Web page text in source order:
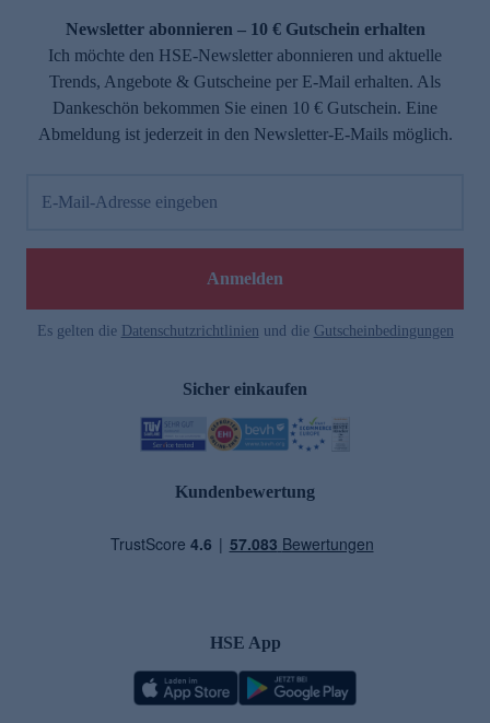
Newsletter abonnieren – 10 € Gutschein erhalten
Ich möchte den HSE-Newsletter abonnieren und aktuelle
Trends, Angebote & Gutscheine per E-Mail erhalten. Als
Dankeschön bekommen Sie einen 10 € Gutschein. Eine
Abmeldung ist jederzeit in den Newsletter-E-Mails möglich.
E-Mail-Adresse eingeben
Anmelden
Es gelten die Datenschutzrichtlinien und die Gutscheinbedingungen
Sicher einkaufen
Kundenbewertung
HSE App